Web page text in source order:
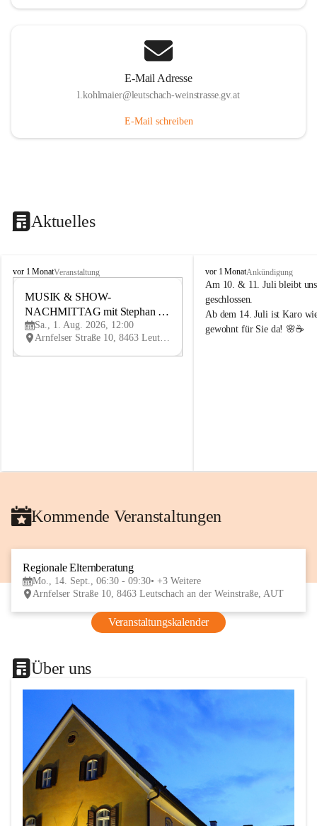
E-Mail Adresse
l.kohlmaier@leutschach-weinstrasse.gv.at
E-Mail schreiben
Aktuelles
K
vor 1 MonatVeranstaltung
AU
MUSIK & SHOW-
NACHMITTAG mit Stephan
Herzog
Sa., 1. Aug. 2026, 12:00
Arnfelser Straße 10, 8463 Leutschach an der Weinstraße, AUT
K
n
i
e
y
vor 1 MonatAnkündigung
Am 10. & 11. Juli bleibt
geschlossen.
Ab dem 14. Juli ist Karo
gewohnt für Sie da! 🌸☕
Kommende Veranstaltungen
Regionale Elternberatung
Mo., 14. Sept., 06:30 - 09:30 +3 Weitere
Arnfelser Straße 10, 8463 Leutschach an der Weinstraße, AUT
Veranstaltungskalender
Über uns